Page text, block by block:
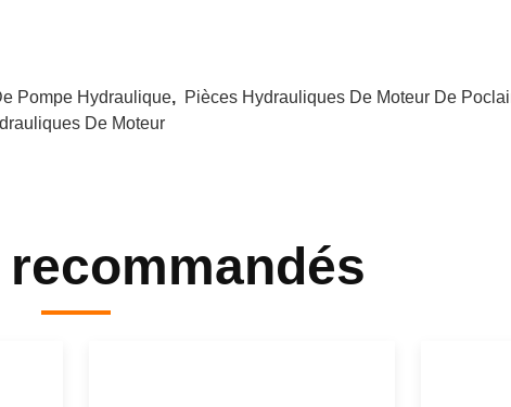
Pompe Hydraulique, Pièces Hydrauliques De Moteur De
De Moteur